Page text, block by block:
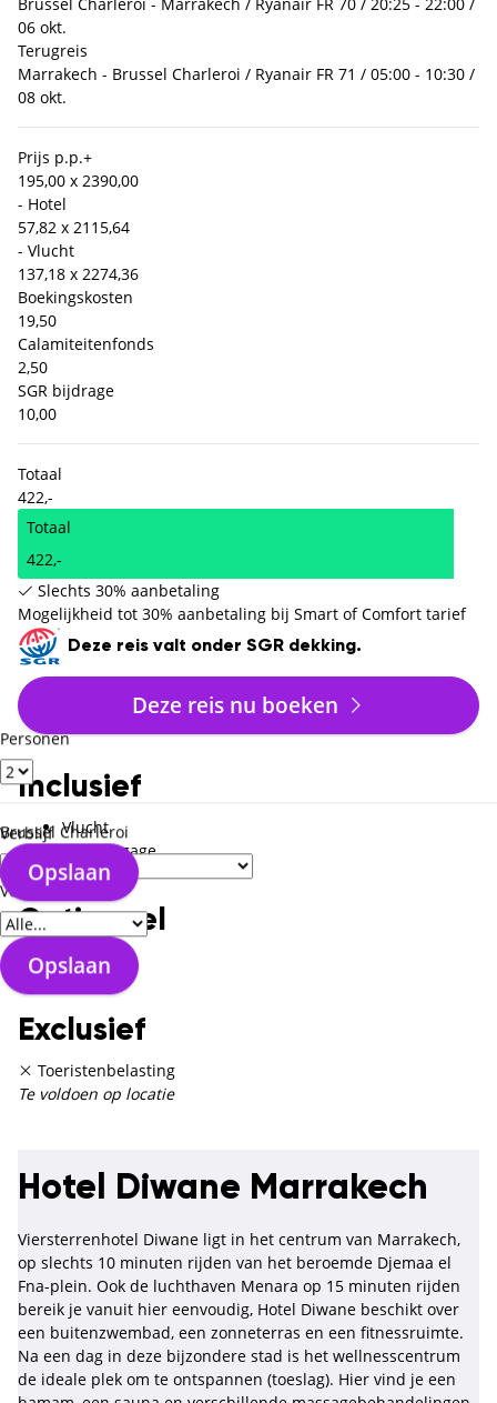
Personen
Verblijf
Verzorgingstype
Opslaan
Brussel Charleroi
Opslaan
06 okt.
Terugreis
Marrakech - Brussel Charleroi / Ryanair FR 71 / 05:00 - 10:30 /
08 okt.
Prijs p.p.+
195,00 x 2390,00
- Hotel
57,82 x 2115,64
- Vlucht
137,18 x 2274,36
Boekingskosten
19,50
Calamiteitenfonds
2,50
SGR bijdrage
10,00
Totaal
422,-
Totaal
422,-
Slechts 30% aanbetaling
Mogelijkheid tot 30% aanbetaling bij Smart of Comfort tarief
Deze reis valt onder SGR dekking.
Deze reis nu boeken
Inclusief
Vlucht
Handbagage
Hotel
Optioneel
Ruimbagage
Transfer
Exclusief
Toeristenbelasting
Te voldoen op locatie
Hotel Diwane Marrakech
Viersterrenhotel Diwane ligt in het centrum van Marrakech,
op slechts 10 minuten rijden van het beroemde Djemaa el
Fna-plein. Ook de luchthaven Menara op 15 minuten rijden
bereik je vanuit hier eenvoudig, Hotel Diwane beschikt over
een buitenzwembad, een zonneterras en een fitnessruimte.
Na een dag in deze bijzondere stad is het wellnesscentrum
de ideale plek om te ontspannen (toeslag). Hier vind je een